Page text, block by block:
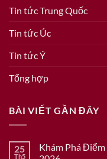
Tin tức Trung Quốc
Tin tức Úc
Tin tức Ý
Tổng hợp
BÀI VIẾT GẦN ĐÂY
25
Th5
Khám Phá